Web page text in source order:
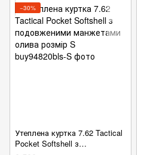
−30%
Утеплена куртка 7.62 Tactical
Pocket Softshell з